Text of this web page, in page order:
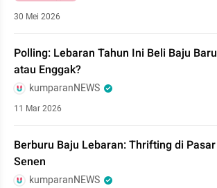
30 Mei 2026
Polling: Lebaran Tahun Ini Beli Baju Baru
atau Enggak?
kumparanNEWS
11 Mar 2026
Berburu Baju Lebaran: Thrifting di Pasar
Senen
kumparanNEWS